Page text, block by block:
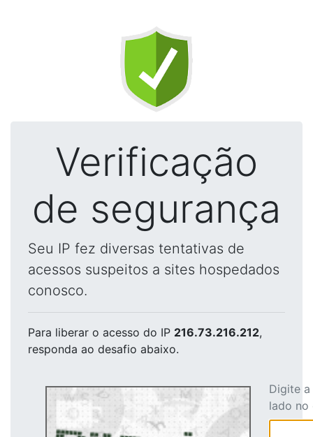
Verificação
de segurança
Seu IP fez diversas tentativas de
acessos suspeitos a sites hospedados
conosco.
Para liberar o acesso do IP 216.73.216.212,
responda ao desafio abaixo.
Digite
lado no